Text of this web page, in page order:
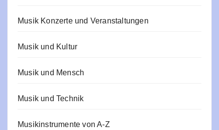
Musik Konzerte und Veranstaltungen
Musik und Kultur
Musik und Mensch
Musik und Technik
Musikinstrumente von A-Z